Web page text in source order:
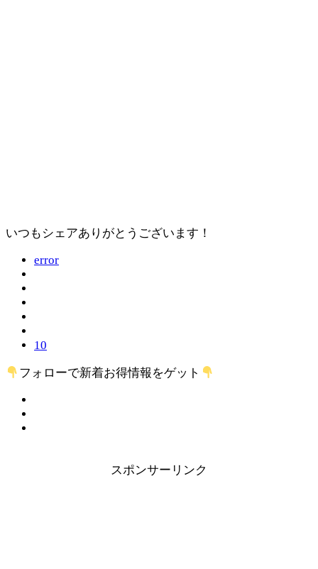
いつもシェアありがとうございます！
error
10
フォローで新着お得情報をゲット
スポンサーリンク